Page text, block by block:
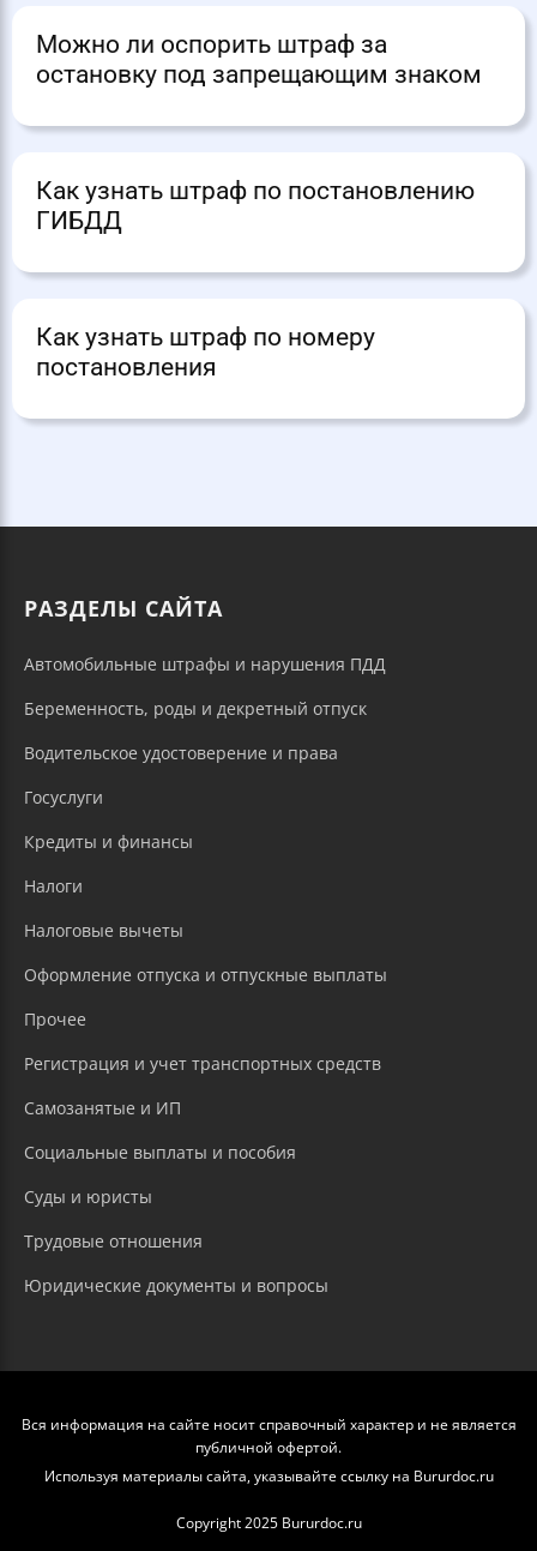
Можно ли оспорить штраф за
остановку под запрещающим знаком
Как узнать штраф по постановлению
ГИБДД
Как узнать штраф по номеру
постановления
РАЗДЕЛЫ САЙТА
Автомобильные штрафы и нарушения ПДД
Беременность, роды и декретный отпуск
Водительское удостоверение и права
Госуслуги
Кредиты и финансы
Налоги
Налоговые вычеты
Оформление отпуска и отпускные выплаты
Прочее
Регистрация и учет транспортных средств
Самозанятые и ИП
Социальные выплаты и пособия
Суды и юристы
Трудовые отношения
Юридические документы и вопросы
Вся информация на сайте носит справочный характер и не является
публичной офертой.
Используя материалы сайта, указывайте ссылку на Bururdoc.ru
Copyright 2025 Bururdoc.ru